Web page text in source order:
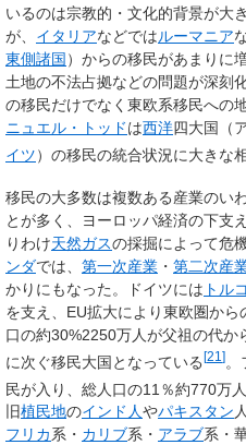
いるのは宗教的・文化的背景が大
が、 イタリアなどではルーマニア
東側諸国 ）からの移民があまりに
土地の不法占拠などの問題が深刻
の移民だけでなく東欧系移民への
ニュエル・トッドは西洋四大国（
イツ）の移民の統合状況に大きな
移民の大多数は複数ある産業のい
とが多く、ヨーロッパ経済の下支
りわけ天然ガスの採掘によって危
ンダでは、 第一次産業 ・ 第二次産
かりにもなった。ドイツには トル
を支え、EU拡大により東欧圏か
口の約30%2250万人が父祖の代か
に次ぐ移民大国となっている [21 ] 。
民が入り、総人口の11％約770万
旧植民地のインド人やパキスタン
フリカ系・ カリブ系・ アラブ系・